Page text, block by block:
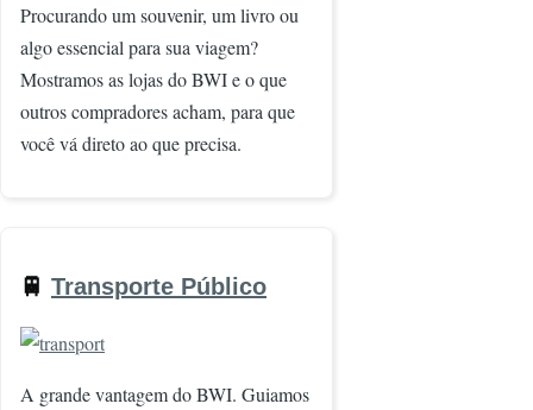
Procurando um souvenir, um livro ou
algo essencial para sua viagem?
Mostramos as lojas do BWI e o que
outros compradores acham, para que
você vá direto ao que precisa.
🚆 Transporte Público
Imagem
A grande vantagem do BWI. Guiamos